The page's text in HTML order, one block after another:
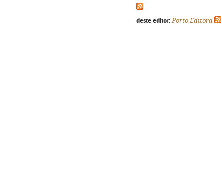
deste editor: Porto Editora